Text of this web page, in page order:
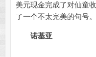
美元现金完成了对仙童
了一个不太完美的句号。
诺基亚